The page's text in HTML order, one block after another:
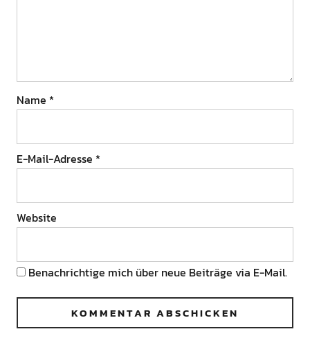
Name *
E-Mail-Adresse *
Website
Benachrichtige mich über neue Beiträge via E-Mail.